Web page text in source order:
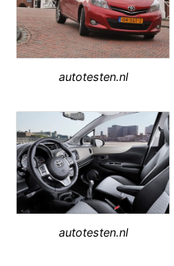
autotesten.nl
autotesten.nl